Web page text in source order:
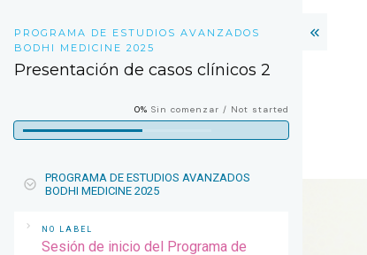
PROGRAMA DE ESTUDIOS AVANZADOS
BODHI MEDICINE 2025
Presentación de casos clínicos 2
0% Sin comenzar / Not started
PROGRAMA DE ESTUDIOS AVANZADOS
BODHI MEDICINE 2025
NO LABEL
Sesión de inicio del Programa de